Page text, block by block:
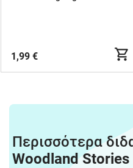
1,99 €
Περισσότερα
Woodland Stories